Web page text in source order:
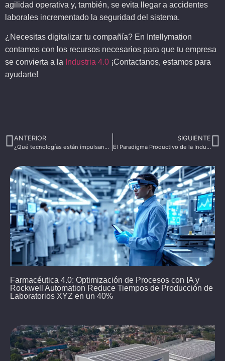
agilidad operativa y, también, se evita llegar a accidentes
laborales incrementado la seguridad del sistema.
¿Necesitas digitalizar tu compañía? En Intellymation
contamos con los recursos necesarios para que tu empresa
se convierta a la Industria 4.0 ¡Contactanos, estamos para
ayudarte!
ANTERIOR
¿Qué tecnologías están impulsando la Industria 4.0?
SIGUIENTE
El Paradigma Productivo de la Industria 4.0
Farmacéutica 4.0: Optimización de Procesos con IA y
Rockwell Automation Reduce Tiempos de Producción de
Laboratorios XYZ en un 40%